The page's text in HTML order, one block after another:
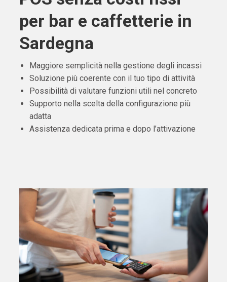
per bar e caffetterie in
Sardegna
Maggiore semplicità nella gestione degli incassi
Soluzione più coerente con il tuo tipo di attività
Possibilità di valutare funzioni utili nel concreto
Supporto nella scelta della configurazione più
adatta
Assistenza dedicata prima e dopo l’attivazione